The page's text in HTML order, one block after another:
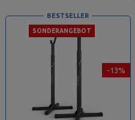
-13%
SONDERANGEBOT
BESTSELLER